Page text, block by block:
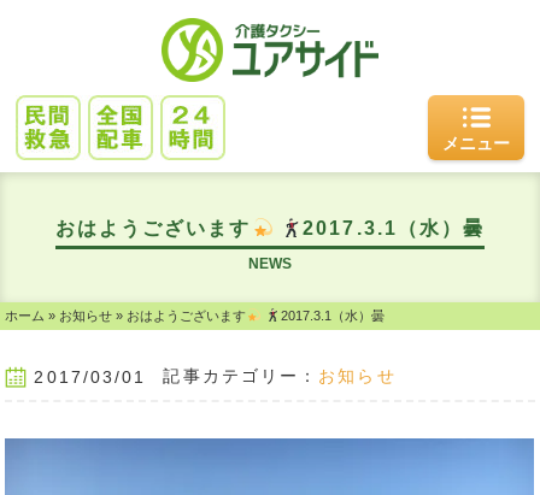
メニュー
おはようございます 2017.3.1（水）曇
NEWS
ホーム » お知らせ » おはようございます 2017.3.1（水）曇
2017/03/01 記事カテゴリー： お知らせ